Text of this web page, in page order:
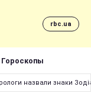
rbc.ua
Гороскопы
назвали знаки